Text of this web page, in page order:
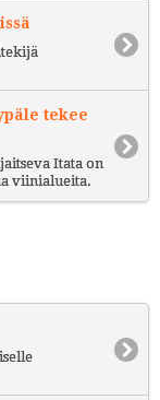
tekee
Itata on
viinialueita.